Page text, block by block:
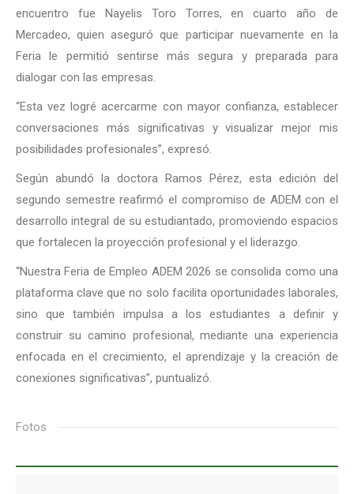
encuentro fue Nayelis Toro Torres, en cuarto año de
Mercadeo, quien aseguró que participar nuevamente en la
Feria le permitió sentirse más segura y preparada para
dialogar con las empresas.
“Esta vez logré acercarme con mayor confianza, establecer
conversaciones más significativas y visualizar mejor mis
posibilidades profesionales”, expresó.
Según abundó la doctora Ramos Pérez, esta edición del
segundo semestre reafirmó el compromiso de ADEM con el
desarrollo integral de su estudiantado, promoviendo espacios
que fortalecen la proyección profesional y el liderazgo.
“Nuestra Feria de Empleo ADEM 2026 se consolida como una
plataforma clave que no solo facilita oportunidades laborales,
sino que también impulsa a los estudiantes a definir y
construir su camino profesional, mediante una experiencia
enfocada en el crecimiento, el aprendizaje y la creación de
conexiones significativas”, puntualizó.
Fotos